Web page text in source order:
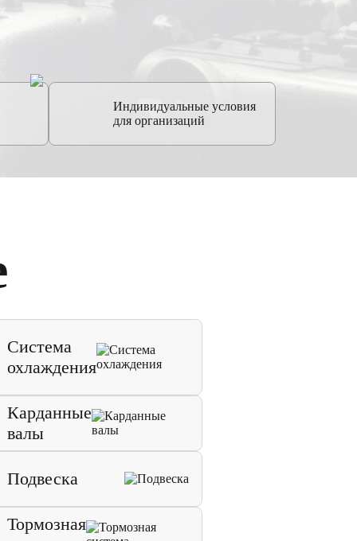
Индивидуальные условия
для организаций
Система
охлаждения
Карданные
валы
Подвеска
Тормозная